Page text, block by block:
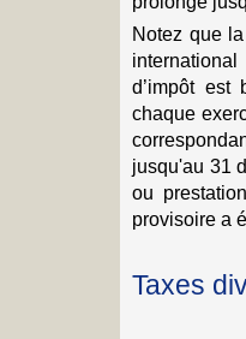
Notez que
d’impôt est
chaque
jusqu'au 31
ou
provisoire a
Taxes